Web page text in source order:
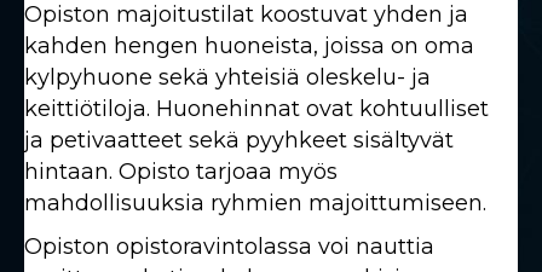
Opiston majoitustilat koostuvat yhden ja
kahden hengen huoneista, joissa on oma
kylpyhuone sekä yhteisiä oleskelu- ja
keittiötiloja. Huonehinnat ovat kohtuulliset
ja petivaatteet sekä pyyhkeet sisältyvät
hintaan. Opisto tarjoaa myös
mahdollisuuksia ryhmien majoittumiseen.
Opiston opistoravintolassa voi nauttia